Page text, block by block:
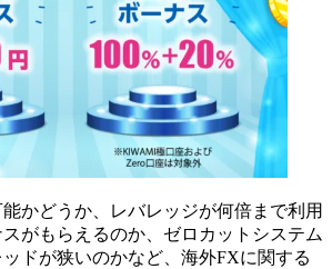
かどうか、レバレッジが何倍まで利用
がもらえるのか、ゼロカットシステム
ドが狭いのかなど、海外FXに関する